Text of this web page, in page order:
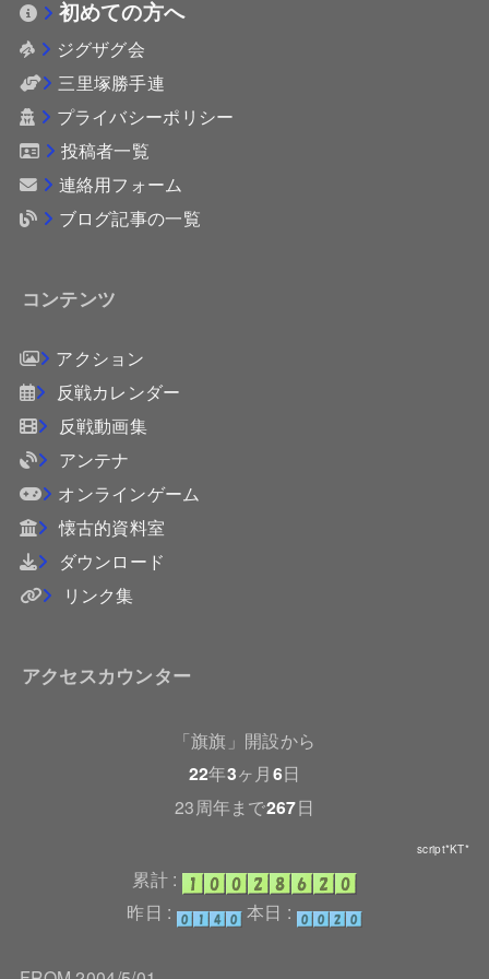
初めての方へ
ジグザグ会
三里塚勝手連
プライバシーポリシー
投稿者一覧
連絡用フォーム
ブログ記事の一覧
コンテンツ
アクション
反戦カレンダー
反戦動画集
アンテナ
オンラインゲーム
懐古的資料室
ダウンロード
リンク集
アクセスカウンター
「旗旗」開設から
22年3ヶ月6日
23周年まで267日
script*KT*
累計 :
昨日 :
本日 :